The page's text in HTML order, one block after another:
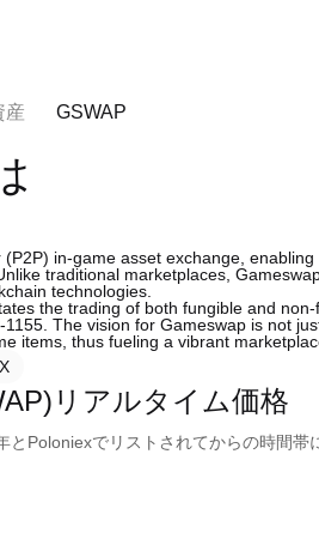
産 GSWAP
in-game asset exchange,
traditional marketplaces,
technologies.
the trading of both fungible and
1155. The vision for Gameswap is not
items, thus fueling a vibrant
X
リアルタイム価格
とPoloniexでリストされてからの時間